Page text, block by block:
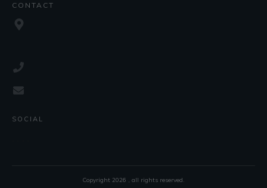
CONTACT
SOCIAL
Copyright 2026 , all rights reserved.